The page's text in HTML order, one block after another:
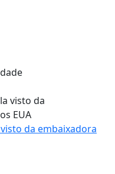
da embaixadora